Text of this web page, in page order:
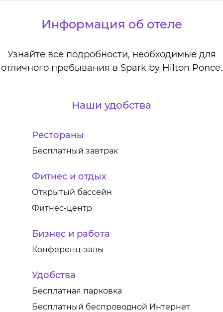
Информация об отеле
Узнайте все подробности, необходимые для
отличного пребывания в Spark by Hilton Ponce.
Наши удобства
Рестораны
Бесплатный завтрак
Фитнес и отдых
Открытый бассейн
Фитнес-центр
Бизнес и работа
Конференц-залы
Удобства
Бесплатная парковка
Бесплатный беспроводной Интернет